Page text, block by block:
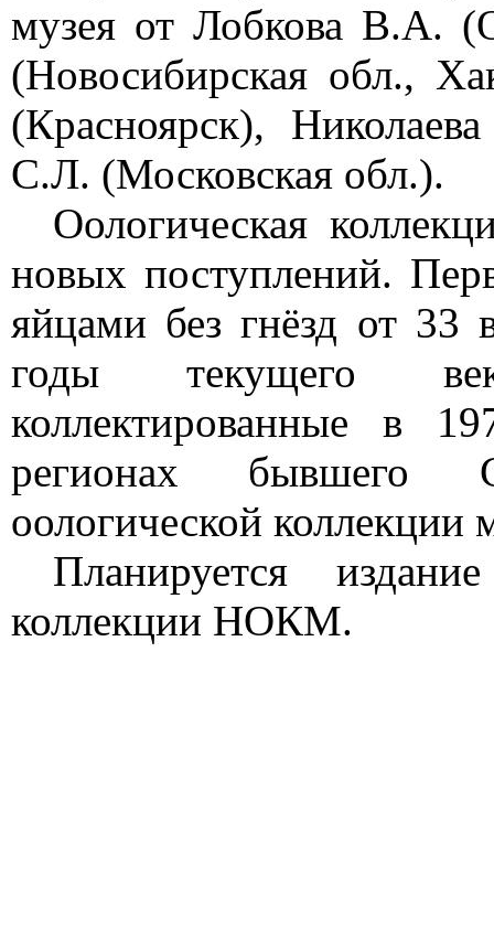
музея от Лобкова В.А.
(Новосибирская обл.,
(Красноярск),
С.Л. (Московская обл.).
Оологическая
новых поступлений.
яйцами без гнёзд от
годы текущего
коллектированные в
регионах бывшего
оологической коллекции
Планируется
коллекции НОКМ.